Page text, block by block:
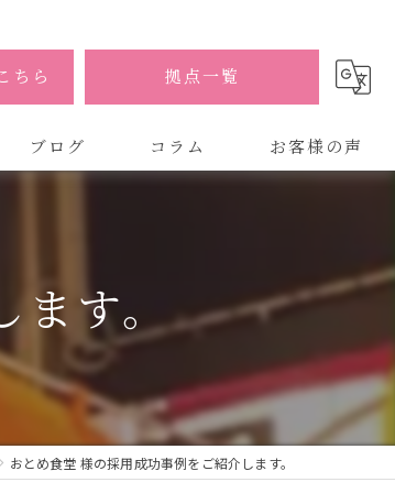
ちら 拠点一覧
町オフィス
ブログ コラム お客様の声
ます。
おとめ食堂 様の採用成功事例をご紹介します。